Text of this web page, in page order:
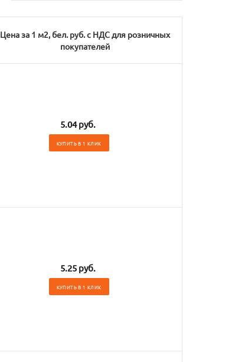
Цена за 1 м2, бел. руб. с НДС для розничных
покупателей
5.04 руб.
КУПИТЬ В 1 КЛИК
5.25 руб.
КУПИТЬ В 1 КЛИК